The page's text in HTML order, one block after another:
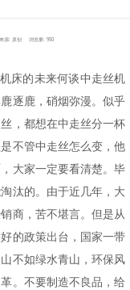
来源: 原创
浏览量: 950
床的未来何谈中走丝机
逐鹿，硝烟弥漫。似乎
，都想在中走丝分一杯
不管中走丝怎么变，他
大家一定要看清楚。毕
汰的。由于近几年，大
商，苦不堪言。但是从
的政策出台，国家一带
不如绿水青山，环保风
。不要制造不良品，给